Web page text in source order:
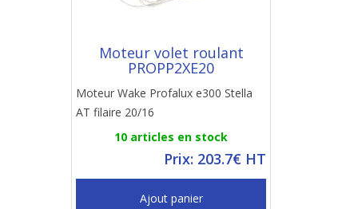
Moteur volet roulant
PROPP2XE20
Moteur Wake Profalux e300 Stella
AT filaire 20/16
10 articles en stock
Prix: 203.7€ HT
Ajout panier